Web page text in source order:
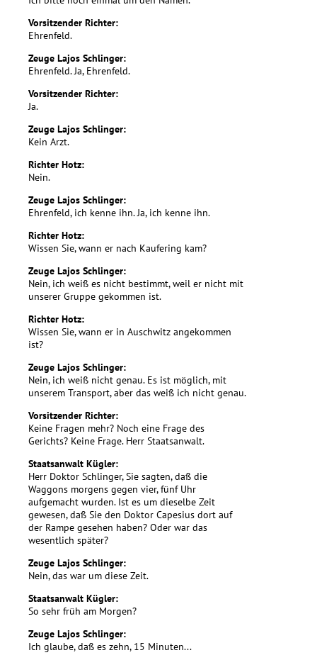
Vorsitzender Richter:
Ehrenfeld.
Zeuge Lajos Schlinger:
Ehrenfeld. Ja, Ehrenfeld.
Vorsitzender Richter:
Ja.
Zeuge Lajos Schlinger:
Kein Arzt.
Richter Hotz:
Nein.
Zeuge Lajos Schlinger:
Ehrenfeld, ich kenne ihn. Ja, ich kenne ihn.
Richter Hotz:
Wissen Sie, wann er nach Kaufering kam?
Zeuge Lajos Schlinger:
Nein, ich weiß es nicht bestimmt, weil er nicht mit
unserer Gruppe gekommen ist.
Richter Hotz:
Wissen Sie, wann er in Auschwitz angekommen
ist?
Zeuge Lajos Schlinger:
Nein, ich weiß nicht genau. Es ist möglich, mit
unserem Transport, aber das weiß ich nicht genau.
Vorsitzender Richter:
Keine Fragen mehr? Noch eine Frage des
Gerichts? Keine Frage. Herr Staatsanwalt.
Staatsanwalt Kügler:
Herr Doktor Schlinger, Sie sagten, daß die
Waggons morgens gegen vier, fünf Uhr
aufgemacht wurden. Ist es um dieselbe Zeit
gewesen, daß Sie den Doktor Capesius dort auf
der Rampe gesehen haben? Oder war das
wesentlich später?
Zeuge Lajos Schlinger:
Nein, das war um diese Zeit.
Staatsanwalt Kügler:
So sehr früh am Morgen?
Zeuge Lajos Schlinger:
Ich glaube, daß es zehn, 15 Minuten...